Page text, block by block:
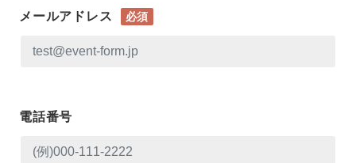
メールアドレス 必須
電話番号